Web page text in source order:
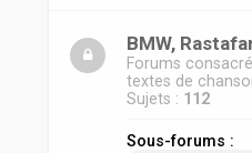
BMW,
Forums
textes de
Sujets : 112
Sous-forums :